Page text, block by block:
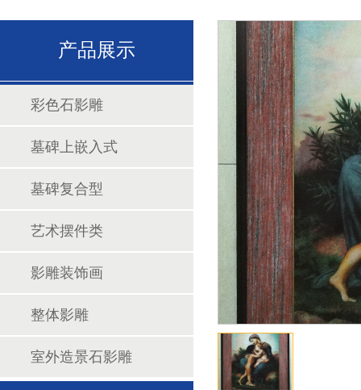
产品展示
彩色石影雕
墓碑上嵌入式
墓碑复合型
艺术摆件类
影雕装饰画
整体影雕
室外造景石影雕
1